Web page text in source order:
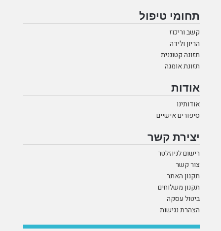
תחומי טיפול
קשב וריכוז
הריון ולידה
תזונה קטוגנית
תזונת אומגה
אודות
אודותינו
סיפורים אישיים
יצירת קשר
רישום לניוזלטר
צור קשר
תקנון האתר
תקנון משלוחים
ביטול עסקה
הצהרת נגישות